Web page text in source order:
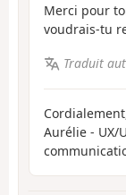
Merci pour
voudrais-tu
Traduit
Aurélie - UX/